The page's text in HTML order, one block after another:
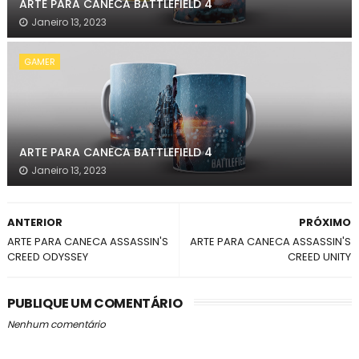
ARTE PARA CANECA BATTLEFIELD 4
Janeiro 13, 2023
GAMER
ARTE PARA CANECA BATTLEFIELD 4
Janeiro 13, 2023
PRÓXIMO
ARTE PARA CANECA ASSASSIN'S
CREED UNITY
ANTERIOR
ARTE PARA CANECA ASSASSIN'S
CREED ODYSSEY
PUBLIQUE UM COMENTÁRIO
Nenhum comentário